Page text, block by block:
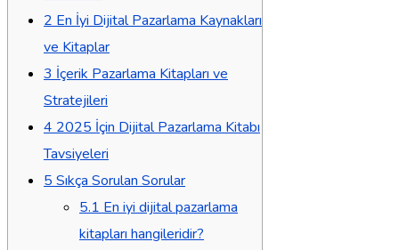
2 En İyi Dijital Pazarlama Kaynakları
ve Kitaplar
3 İçerik Pazarlama Kitapları ve
Stratejileri
4 2025 İçin Dijital Pazarlama Kitabı
Tavsiyeleri
5 Sıkça Sorulan Sorular
5.1 En iyi dijital pazarlama
kitapları hangileridir?